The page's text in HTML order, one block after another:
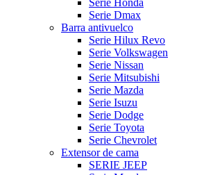
Serie Honda
Serie Dmax
Barra antivuelco
Serie Hilux Revo
Serie Volkswagen
Serie Nissan
Serie Mitsubishi
Serie Mazda
Serie Isuzu
Serie Dodge
Serie Toyota
Serie Chevrolet
Extensor de cama
SERIE JEEP